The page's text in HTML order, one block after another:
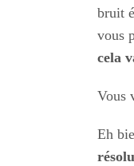
bruit
vous
cela
Vous
Eh